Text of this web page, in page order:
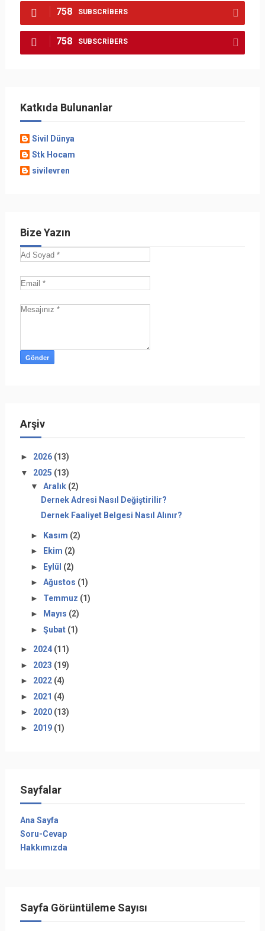
758 SUBSCRIBERS
758 SUBSCRIBERS
Katkıda Bulunanlar
Sivil Dünya
Stk Hocam
sivilevren
Bize Yazın
Arşiv
► 2026 (13)
▼ 2025 (13)
▼ Aralık (2)
Dernek Adresi Nasıl Değiştirilir?
Dernek Faaliyet Belgesi Nasıl Alınır?
► Kasım (2)
►
Ekim (2)
► Eylül (2)
► Ağustos (1)
► Temmuz (1)
►
Mayıs (2)
► Şubat (1)
► 2024 (11)
► 2023 (19)
► 2022 (4)
► 2021 (4)
► 2020 (13)
► 2019 (1)
Sayfalar
Ana Sayfa
Soru-Cevap
Hakkımızda
Sayfa Görüntüleme Sayısı